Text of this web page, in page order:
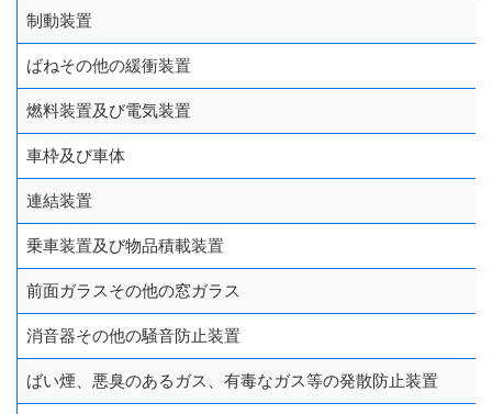
制動装置
ばねその他の緩衝装置
燃料装置及び電気装置
車枠及び車体
連結装置
乗車装置及び物品積載装置
前面ガラスその他の窓ガラス
消音器その他の騒音防止装置
ばい煙、悪臭のあるガス、有毒なガス等の発散防止装置